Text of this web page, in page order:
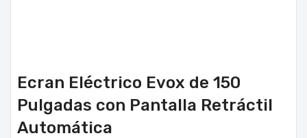
Ecran Eléctrico Evox de 150
Pulgadas con Pantalla Retráctil
Automática